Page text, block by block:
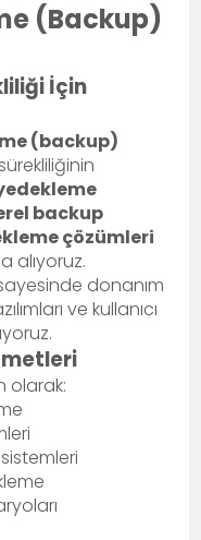
(Backup)
İçin
(backup)
backup
çözümleri
alıyoruz.
donanım
ve kullanıcı
olarak: